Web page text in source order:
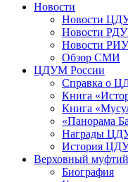
Новости
Новости
Новости
Новости
Обзор СМИ
ЦДУМ России
Справка о
Книга
Книга
«Панорама
Награды
История
Верховный муфтий
Биография